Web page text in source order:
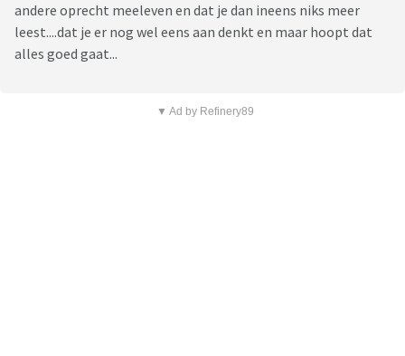
andere oprecht meeleven en dat je dan ineens niks meer
leest....dat je er nog wel eens aan denkt en maar hoopt dat
alles goed gaat...
▼ Ad by Refinery89